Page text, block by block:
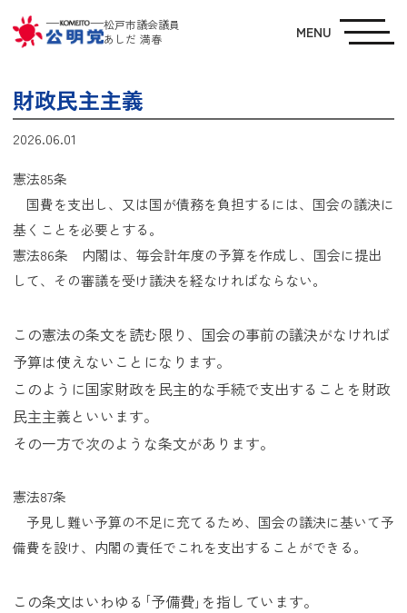
松戸市議会議員
あしだ 満春
MENU
財政民主主義
2026.06.01
憲法85条
国費を支出し、又は国が債務を負担するには、国会の議決に
基くことを必要とする。
憲法86条 内閣は、毎会計年度の予算を作成し、国会に提出
して、その審議を受け議決を経なければならない。
この憲法の条文を読む限り、国会の事前の議決がなければ
予算は使えないことになります。
このように国家財政を民主的な手続で支出することを財政
民主主義といいます。
その一方で次のような条文があります。
憲法87条
予見し難い予算の不足に充てるため、国会の議決に基いて予
備費を設け、内閣の責任でこれを支出することができる。
この条文はいわゆる｢予備費｣を指しています。